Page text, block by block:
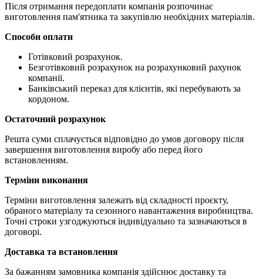
Після отримання передоплати компанія розпочинає
виготовлення пам'ятника та закупівлю необхідних матеріалів.
Способи оплати
Готівковий розрахунок.
Безготівковий розрахунок на розрахунковий рахунок
компанії.
Банківський переказ для клієнтів, які перебувають за
кордоном.
Остаточний розрахунок
Решта суми сплачується відповідно до умов договору після
завершення виготовлення виробу або перед його
встановленням.
Терміни виконання
Терміни виготовлення залежать від складності проєкту,
обраного матеріалу та сезонного навантаження виробництва.
Точні строки узгоджуються індивідуально та зазначаються в
договорі.
Доставка та встановлення
За бажанням замовника компанія здійснює доставку та